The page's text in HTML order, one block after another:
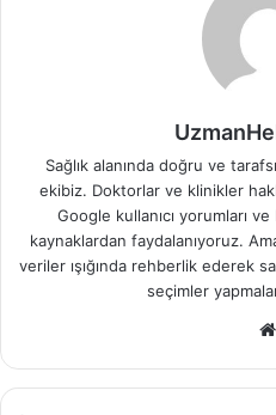
Sağlık alanında doğru ve
ekibiz. Doktorlar ve klinikler
Google kullanıcı yorumları
kaynaklardan faydalanıyoruz.
veriler ışığında rehberlik ederek
seçimler